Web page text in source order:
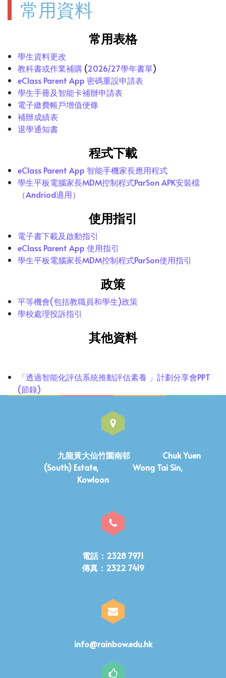
常用資料
常用表格
學生資料更改
教科書或作業補購 (2026/27學年書單)
eClass Parent App 密碼重設申請表
學生手冊及智能卡補辦申請表
電子繳費帳戶增值便條
補辦成績表
退學通知書
程式下載
eClass Parent App 智能手機家長應用程式
學生平板電腦家長MDM控制程式ParSon APK安裝檔
（Andriod適用）
使用指引
電子書下載及啟動指引
eClass Parent App 使用指引
學生平板電腦家長MDM控制程式ParSon使用指引
政策
平等機會(包括教職員和學生)政策
學校處理投訴指引
其他資料
「透過智能化評估系統推動評估素養 」計劃分享會PPT
(節錄)
九龍黃大仙竹園南邨 Chuk Yuen
(South) Estate, Wong Tai Sin,
Kowloon
電話：2328 7971
傳真：2322 7419
info@rainbow.edu.hk